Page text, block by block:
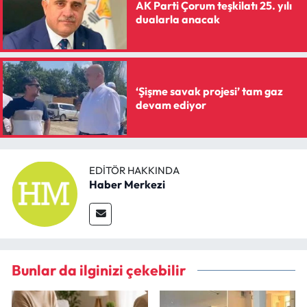
AK Parti Çorum teşkilatı 25. yılı
dualarla anacak
‘Şişme savak projesi’ tam gaz
devam ediyor
EDITÖR HAKKINDA
Haber Merkezi
Bunlar da ilginizi çekebilir